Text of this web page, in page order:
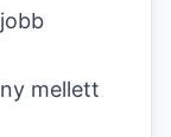
mellett